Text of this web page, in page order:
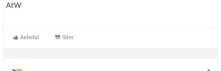
AtW
Anbefal Siter